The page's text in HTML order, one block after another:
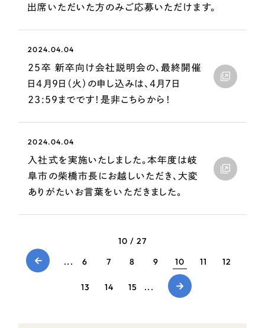
ブランドサイト・サービスサイト （85件）
ポータルサイト・メディアサイト （39件）
LP（ランディングページ） （28件）
キャンペーン・プロモーションサイト
ブランディング（ロゴ・印刷物） （90件）
その他
お客様インタビュー
出席いただいた方のみご応募いただけます。
2024.04.04
25卒 新卒向け会社説明会の、最終開催
日4月9日（火）の申し込みは、4月7日
23:59までです！是非こちらから！
2024.04.04
入社式を実施いたしました。本年度は岐
阜市の柴橋市長にお越しいただき、大変
ありがたいお言葉をいただきました。
10 / 27
...
6 7 8 9 10 11 12
13 14 15 ...